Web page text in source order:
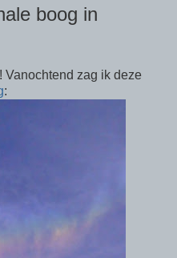
boog in
Vanochtend zag ik deze
: